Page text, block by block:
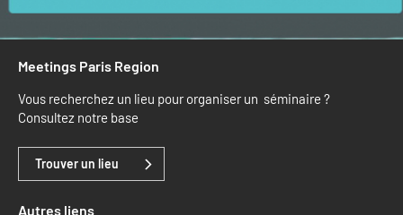
Meetings Paris Region
Vous recherchez un lieu pour organiser un séminaire ?
Consultez notre base
Trouver un lieu
Autres liens